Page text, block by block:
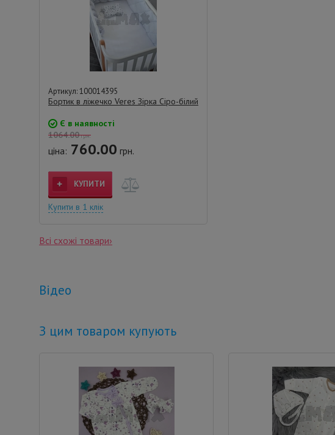
Артикул: 100014395
Бортик в ліжечко Veres Зірка Сіро-білий
Є в наявності
1064.00грн.
ціна: 760.00 грн.
КУПИТИ
Купити в 1 клік
Всі схожі товари›
Відео
З цим товаром купують